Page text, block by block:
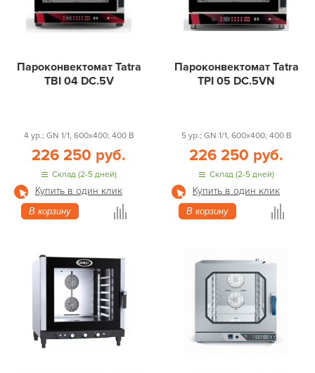
Пароконвектомат Tatra
TBI 04 DC.5V
4 ур.; GN 1/1, 600x400; 400 В
226 250 руб.
Склад (2-5 дней)
Купить в один клик
В корзину
Пароконвектомат Tatra
TPI 05 DC.5VN
5 ур.; GN 1/1, 600x400; 400 В
226 250 руб.
Склад (2-5 дней)
Купить в один клик
В корзину